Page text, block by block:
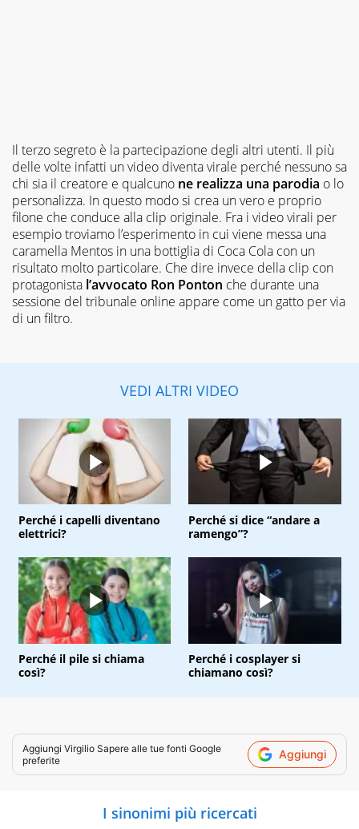
Il terzo segreto è la partecipazione degli altri utenti. Il più
delle volte infatti un video diventa virale perché nessuno sa
chi sia il creatore e qualcuno ne realizza una parodia o lo
personalizza. In questo modo si crea un vero e proprio
filone che conduce alla clip originale. Fra i video virali per
esempio troviamo l’esperimento in cui viene messa una
caramella Mentos in una bottiglia di Coca Cola con un
risultato molto particolare. Che dire invece della clip con
protagonista l’avvocato Ron Ponton che durante una
sessione del tribunale online appare come un gatto per via
di un filtro.
VEDI ALTRI VIDEO
Perché i capelli diventano
elettrici?
Perché si dice “andare a
ramengo”?
Perché il pile si chiama
così?
Perché i cosplayer si
chiamano così?
Aggiungi Virgilio Sapere alle tue fonti Google
preferite
Aggiungi
I sinonimi più ricercati